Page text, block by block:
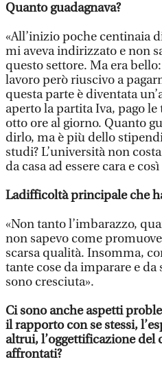
Quanto guadagnava?
«All’inizio poche centinaia
mi aveva indirizzato e non
questo settore. Ma era
lavoro però riuscivo a
questa parte è diventata
aperto la partita Iva, pago le
otto ore al giorno. Quanto
dirlo, ma è più dello
studi? L’università non
da casa ad essere cara e
Ladifficoltà principale che
«Non tanto l’imbarazzo,
non sapevo come
scarsa qualità. Insomma,
tante cose da imparare e
sono cresciuta».
Ci sono anche aspetti
il rapporto con se stessi,
altrui, l’oggettificazione del
affrontati?